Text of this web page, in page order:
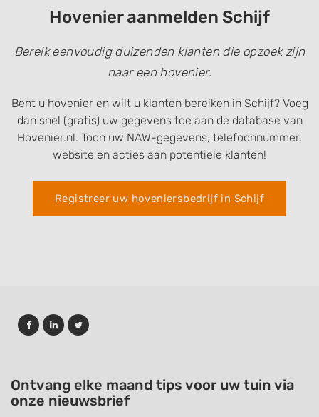
Hovenier aanmelden Schijf
Bereik eenvoudig duizenden klanten die opzoek zijn
naar een hovenier.
Bent u hovenier en wilt u klanten bereiken in Schijf? Voeg
dan snel (gratis) uw gegevens toe aan de database van
Hovenier.nl. Toon uw NAW-gegevens, telefoonnummer,
website en acties aan potentiele klanten!
Registreer uw hoveniersbedrijf in Schijf
Ontvang elke maand tips voor uw tuin via
onze nieuwsbrief